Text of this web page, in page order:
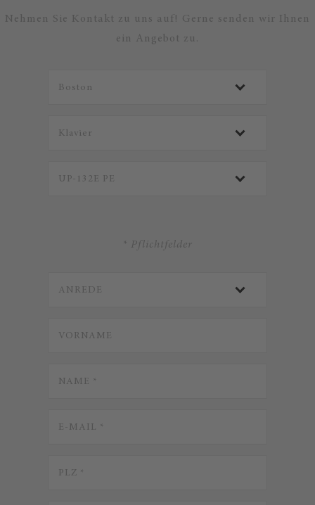
Nehmen Sie Kontakt zu uns auf! Gerne senden wir Ihnen
ein Angebot zu.
* Pflichtfelder